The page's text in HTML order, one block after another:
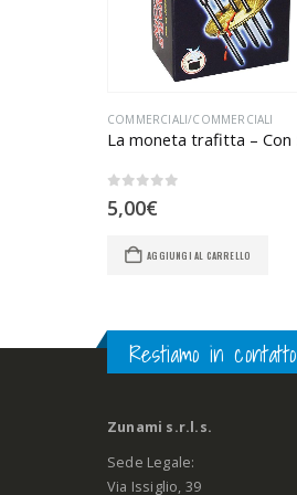
SAL VALENTINOCOMMERCIALI/COMMERCIALI
5,00€
AGGIUNGI AL CARRELLO
Restiamo in contatto
Zunami s.r.l.s.
Sede Legale:
Via Issiglio, 39